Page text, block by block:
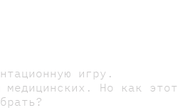
игру.
Но как этот